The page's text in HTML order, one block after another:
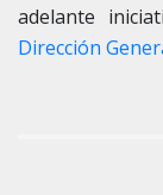
adelante
Dirección